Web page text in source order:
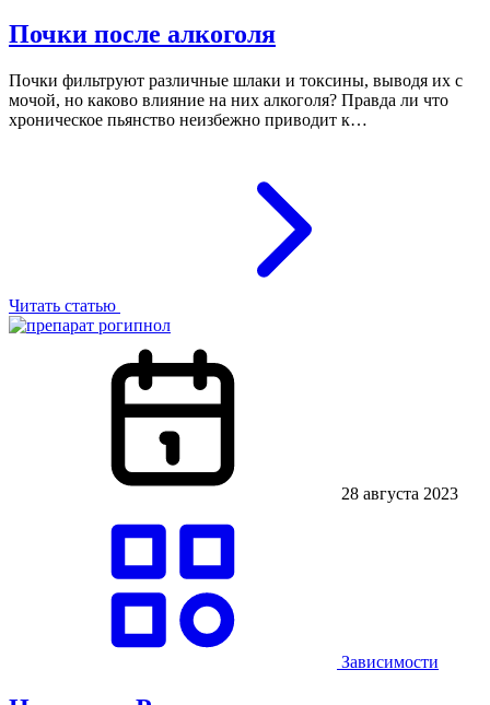
Почки после алкоголя
Почки фильтруют различные шлаки и токсины, выводя их с
мочой, но каково влияние на них алкоголя? Правда ли что
хроническое пьянство неизбежно приводит к…
Читать статью
28 августа 2023
Зависимости